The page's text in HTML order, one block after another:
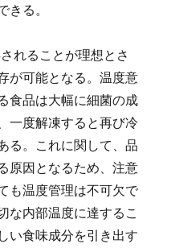
る。
れることが理想とさ
が可能となる。温度意
食品は大幅に細菌の成
一度解凍すると再び冷
る。これに関して、品
原因となるため、注意
も温度管理は不可欠で
な内部温度に達するこ
い食味成分を引き出す